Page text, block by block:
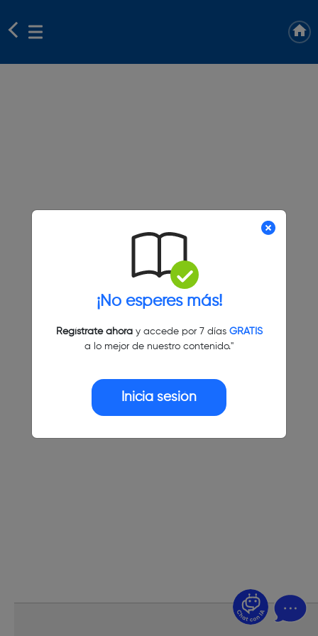
¡No esperes más!
Regístrate ahoray accede por 7 días GRATIS
a lo mejor de nuestro contenido."
Inicia sesión